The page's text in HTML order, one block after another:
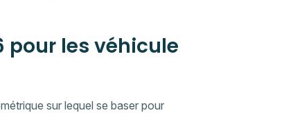
pour les véhicule
sur lequel se baser pour